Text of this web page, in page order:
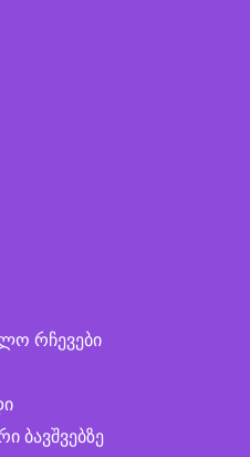
რჩევები
ბავშვებზე